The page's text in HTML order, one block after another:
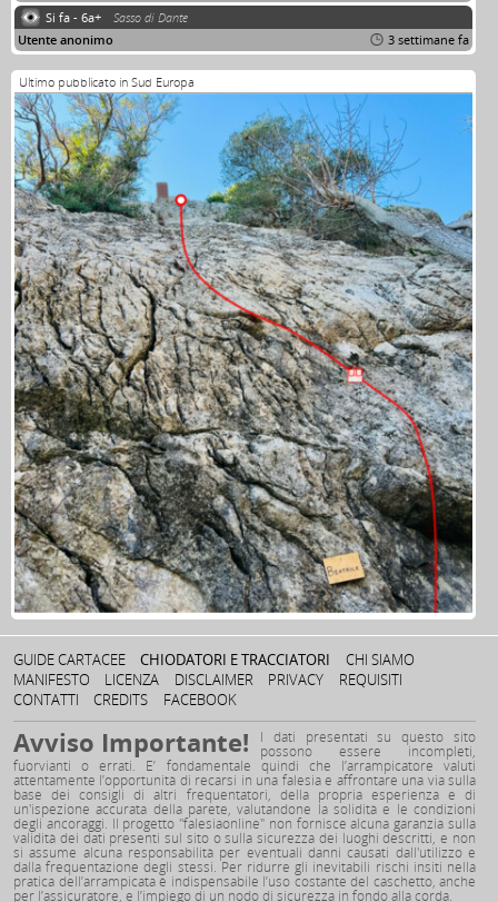
Si fa - 6a+
Sasso di Dante
Utente anonimo
3 settimane fa
Ultimo pubblicato in Sud Europa
GUIDE CARTACEE CHIODATORI E TRACCIATORI
CHI SIAMO
MANIFESTO
LICENZA DISCLAIMER PRIVACY
REQUISITI
CONTATTI
CREDITS FACEBOOK
Avviso Importante! I dati presentati su questo sito
possono essere incompleti,
fuorvianti o errati. E’ fondamentale quindi che l’arrampicatore valuti
attentamente l’opportunità di recarsi in una falesia e affrontare una via sulla
base dei consigli di altri frequentatori, della propria esperienza e di
un'ispezione accurata della parete, valutandone la solidità e le condizioni
degli ancoraggi. Il progetto "falesiaonline" non fornisce alcuna garanzia sulla
validità dei dati presenti sul sito o sulla sicurezza dei luoghi descritti, e non
si assume alcuna responsabilità per eventuali danni causati dall'utilizzo e
dalla frequentazione degli stessi. Per ridurre gli inevitabili rischi insiti nella
pratica dell’arrampicata è indispensabile l’uso costante del caschetto, anche
per l’assicuratore, e l’impiego di un nodo di sicurezza in fondo alla corda.